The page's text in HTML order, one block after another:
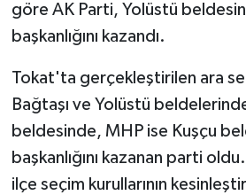
göre AK Parti, Yolüstü
başkanlığını kazandı.
Tokat'ta gerçekleştirilen ara
Bağtaşı ve Yolüstü
beldesinde, MHP ise Kuşçu
başkanlığını kazanan parti
ilçe seçim kurullarının